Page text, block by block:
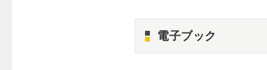
電子ブック